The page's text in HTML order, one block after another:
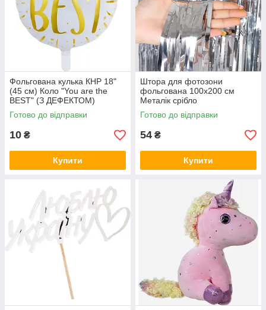
Фольгована кулька КНР 18"
(45 см) Коло "You are the
BEST" (З ДЕФЕКТОМ)
Готово до відправки
10 ₴
Купити
Штора для фотозони
фольгована 100х200 см
Металік срібло
Готово до відправки
54 ₴
Купити